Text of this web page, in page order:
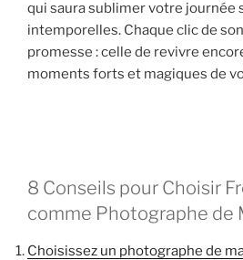
qui saura sublimer votre journée
intemporelles. Chaque clic de
promesse : celle de revivre
moments forts et magiques de
8 Conseils pour Choisir
comme Photographe de
Choisissez un photographe de